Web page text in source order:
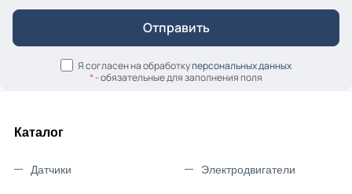
Я согласен на обработкуперсональных данных
*- обязательные для заполнения поля
Каталог
Датчики Электродвигатели